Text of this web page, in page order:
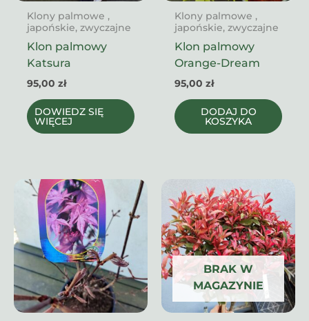
Klony palmowe ,
japońskie, zwyczajne
Klon palmowy
Katsura
95,00zł
DOWIEDZ SIĘ
WIĘCEJ
Klony palmowe ,
japońskie, zwyczajne
Klon palmowy
Orange-Dream
95,00zł
DODAJ DO
KOSZYKA
BRAK W
MAGAZYNIE